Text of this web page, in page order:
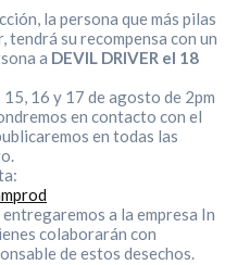
la persona que más pilas
su recompensa con un
a DEVIL DRIVER el 18
16 y 17 de agosto de 2pm
en contacto con el
en todas las
a la empresa In
colaborarán con
de estos desechos.